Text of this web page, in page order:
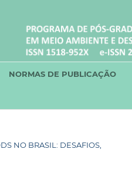
NORMAS DE PUBLICAÇÃO
NO BRASIL: DESAFIOS,